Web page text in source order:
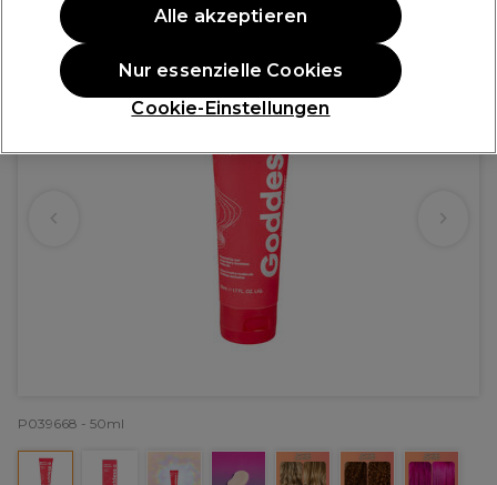
ANGEBOT
P039668 - 50ml
Cookie-Einstellungen
Nur essenzielle Cookies
Alle akzeptieren